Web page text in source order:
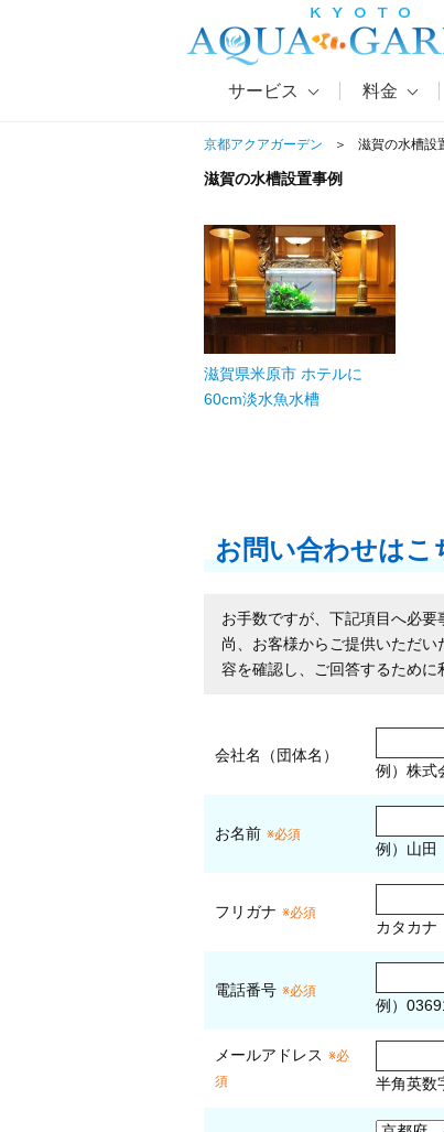
サービス 料金
京都アクアガーデン 滋賀の水槽設
滋賀の水槽設置事例
滋賀県米原市 ホテルに
60cm淡水魚水槽
お問い合わせはこ
お手数ですが、下記項目へ必要
尚、お客様からご提供いただい
容を確認し、ご回答するために
会社名（団体名）
例）株式
お名前 ※必須
例）山
フリガナ ※必須
カタカナ
電話番号 ※必須
例）
メールアドレス ※必
須
半角英数